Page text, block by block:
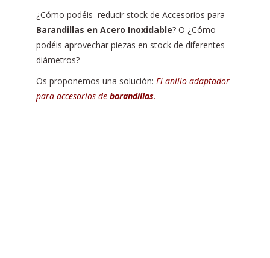
¿Cómo podéis reducir stock de Accesorios para
Barandillas en Acero Inoxidable? O ¿Cómo
podéis aprovechar piezas en stock de diferentes
diámetros?
Os proponemos una solución: El anillo adaptador
para accesorios de barandillas.